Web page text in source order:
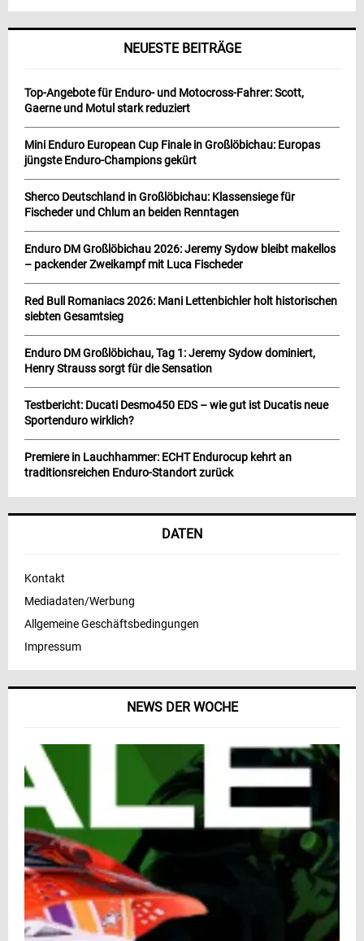
NEWS DER WOCHE
NEUESTE BEITRÄGE
Top-Angebote für Enduro- und Motocross-Fahrer: Scott,
Gaerne und Motul stark reduziert
Mini Enduro European Cup Finale in Großlöbichau: Europas
jüngste Enduro-Champions gekürt
Sherco Deutschland in Großlöbichau: Klassensiege für
Fischeder und Chlum an beiden Renntagen
Enduro DM Großlöbichau 2026: Jeremy Sydow bleibt makellos
– packender Zweikampf mit Luca Fischeder
Red Bull Romaniacs 2026: Mani Lettenbichler holt historischen
siebten Gesamtsieg
Enduro DM Großlöbichau, Tag 1: Jeremy Sydow dominiert,
Henry Strauss sorgt für die Sensation
Testbericht: Ducati Desmo450 EDS – wie gut ist Ducatis neue
Sportenduro wirklich?
Premiere in Lauchhammer: ECHT Endurocup kehrt an
traditionsreichen Enduro-Standort zurück
DATEN
Kontakt
Mediadaten/Werbung
Allgemeine Geschäftsbedingungen
Impressum